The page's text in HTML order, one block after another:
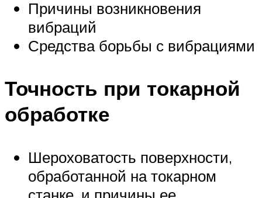
Причины возникновения
вибраций
Средства борьбы с вибрациями
Точность при токарной
обработке
Шероховатость поверхности,
обработанной на токарном